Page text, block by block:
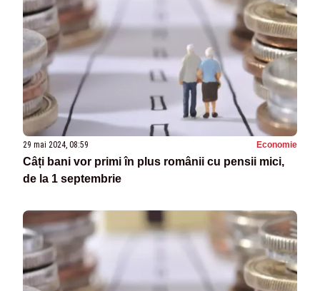
29 mai 2024, 08:59 Economie
Câți bani vor primi în plus românii cu pensii mici,
de la 1 septembrie